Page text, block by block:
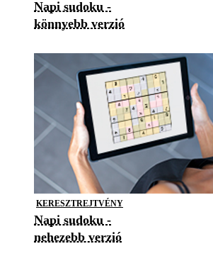
Napi sudoku -
könnyebb verzió
KERESZTREJTVÉNY
Napi sudoku -
nehezebb verzió